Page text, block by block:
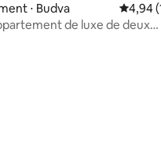
⋅ Budva
4,94
de luxe de deux